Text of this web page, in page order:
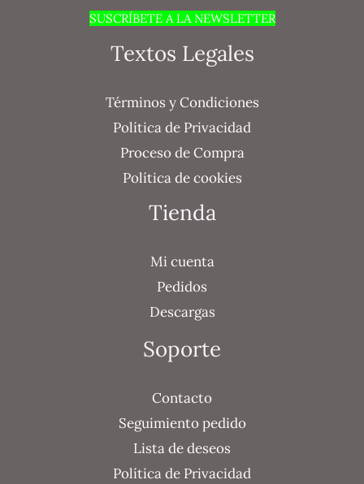
SUSCRÍBETE A LA NEWSLETTER
Textos Legales
Términos y Condiciones
Política de Privacidad
Proceso de Compra
Política de cookies
Tienda
Mi cuenta
Pedidos
Descargas
Soporte
Contacto
Seguimiento pedido
Lista de deseos
Política de Privacidad